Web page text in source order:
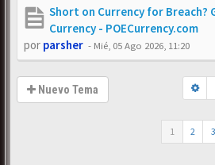
Short on Currency for Breach?
Currency - POECurrency.com
por parsher - Mié, 05 Ago 2026, 11:20
Nuevo Tema
1 2 3